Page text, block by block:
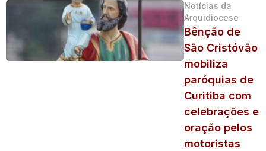
Notícias da
Arquidiocese
Bênção de
São Cristóvão
mobiliza
paróquias de
Curitiba com
celebrações e
oração pelos
motoristas